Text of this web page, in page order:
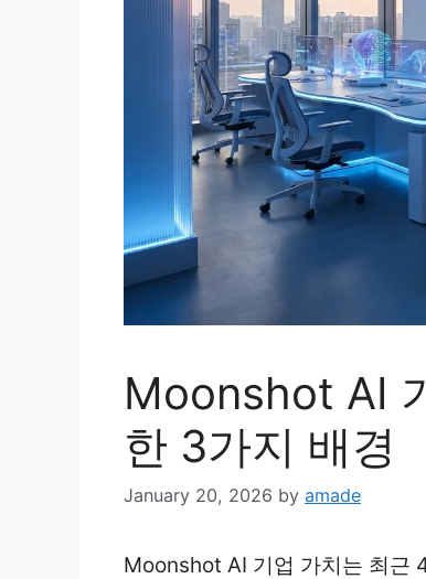
Moonshot AI
한 3가지 배경
January 20, 2026 by amade
Moonshot AI 기업 가치는 최근